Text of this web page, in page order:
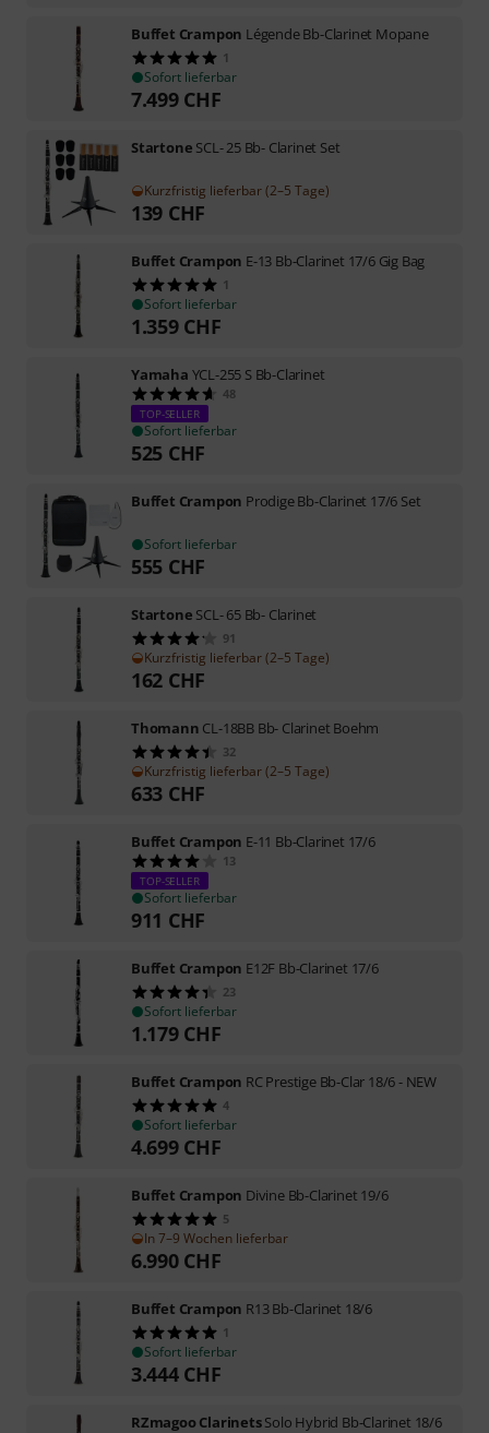
Buffet Crampon Légende Bb-Clarinet Mopane
1
Sofort lieferbar
7.499 CHF
Startone SCL- 25 Bb- Clarinet Set
Kurzfristig lieferbar (2–5 Tage)
139 CHF
Buffet Crampon E-13 Bb-Clarinet 17/6 Gig Bag
1
Sofort lieferbar
1.359 CHF
Yamaha YCL-255 S Bb-Clarinet
48
TOP-SELLER
Sofort lieferbar
525 CHF
Buffet Crampon Prodige Bb-Clarinet 17/6 Set
Sofort lieferbar
555 CHF
Startone SCL- 65 Bb- Clarinet
91
Kurzfristig lieferbar (2–5 Tage)
162 CHF
Thomann CL-18BB Bb- Clarinet Boehm
32
Kurzfristig lieferbar (2–5 Tage)
633 CHF
Buffet Crampon E-11 Bb-Clarinet 17/6
13
TOP-SELLER
Sofort lieferbar
911 CHF
Buffet Crampon E12F Bb-Clarinet 17/6
23
Sofort lieferbar
1.179 CHF
Buffet Crampon RC Prestige Bb-Clar 18/6 - NEW
4
Sofort lieferbar
4.699 CHF
Buffet Crampon Divine Bb-Clarinet 19/6
5
In 7–9 Wochen lieferbar
6.990 CHF
Buffet Crampon R13 Bb-Clarinet 18/6
1
Sofort lieferbar
3.444 CHF
RZmagoo ClarinetsSolo Hybrid Bb-Clarinet 18/6